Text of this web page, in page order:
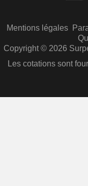
Mentions légales
Copyright © 2026
Les cotations sont